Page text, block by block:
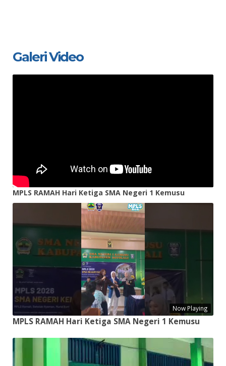
Galeri Video
MPLS RAMAH Hari Ketiga SMA Negeri 1 Kemusu
Now Playing
MPLS RAMAH Hari Ketiga SMA Negeri 1 Kemusu